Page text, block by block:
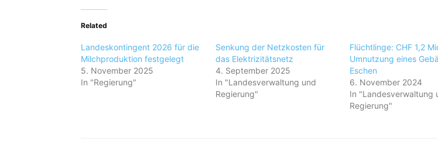
Related
Landeskontingent 2026 für die
Milchproduktion festgelegt
5. November 2025
In "Regierung"
Senkung der Netzkosten für
das Elektrizitätsnetz
4. September 2025
In "Landesverwaltung und
Regierung"
Flüchtlinge: CHF 1,2
Umnutzung eines
Eschen
6. November 2024
In "Landesverwaltung
Regierung"